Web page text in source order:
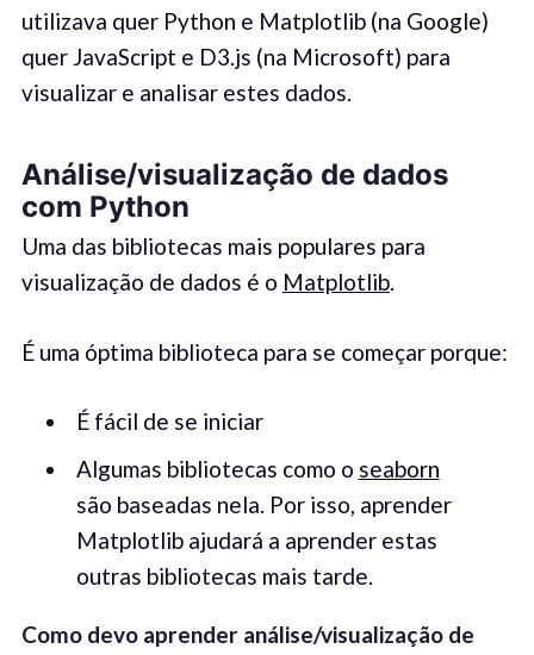
utilizava quer Python e Matplotlib (na Google)
quer JavaScript e D3.js (na Microsoft) para
visualizar e analisar estes dados.
Análise/visualização de dados
com Python
Uma das bibliotecas mais populares para
visualização de dados é o Matplotlib.
É uma óptima biblioteca para se começar porque:
É fácil de se iniciar
Algumas bibliotecas como o seaborn
são baseadas nela. Por isso, aprender
Matplotlib ajudará a aprender estas
outras bibliotecas mais tarde.
Como devo aprender análise/visualização de